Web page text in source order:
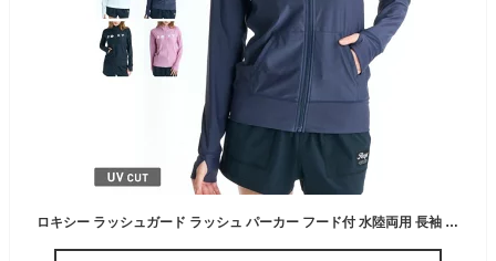
ロキシー ラッシュガード ラッシュ パーカー フード付 水陸両用 長袖 UVカット 大人用 アウトドア マリンスポーツ サーフィン 2026年春夏 レディース RASHIE PARKA RLY265038 《LDYR》 SS限定